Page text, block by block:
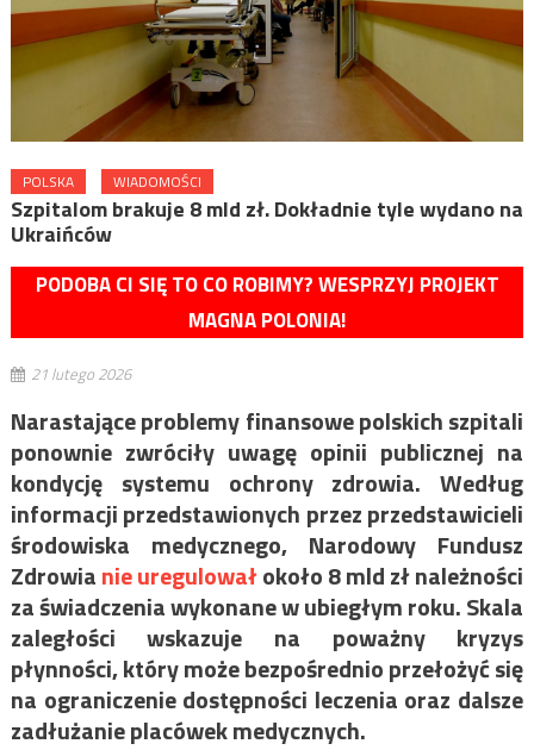
POLSKA WIADOMOŚCI
Szpitalom brakuje 8 mld zł. Dokładnie tyle wydano na
Ukraińców
PODOBA CI SIĘ TO CO ROBIMY? WESPRZYJ PROJEKT
MAGNA POLONIA!
21 lutego 2026
Narastające problemy finansowe polskich szpitali
ponownie zwróciły uwagę opinii publicznej na
kondycję systemu ochrony zdrowia. Według
informacji przedstawionych przez przedstawicieli
środowiska medycznego, Narodowy Fundusz
Zdrowianie uregulowałokoło 8 mld zł należności
za świadczenia wykonane w ubiegłym roku. Skala
zaległości wskazuje na poważny kryzys
płynności, który może bezpośrednio przełożyć się
na ograniczenie dostępności leczenia oraz dalsze
zadłużanie placówek medycznych.